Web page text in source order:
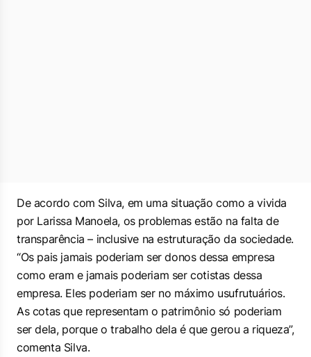
De acordo com Silva, em uma situação como a vivida
por Larissa Manoela, os problemas estão na falta de
transparência – inclusive na estruturação da sociedade.
“Os pais jamais poderiam ser donos dessa empresa
como eram e jamais poderiam ser cotistas dessa
empresa. Eles poderiam ser no máximo usufrutuários.
As cotas que representam o patrimônio só poderiam
ser dela, porque o trabalho dela é que gerou a riqueza”,
comenta Silva.